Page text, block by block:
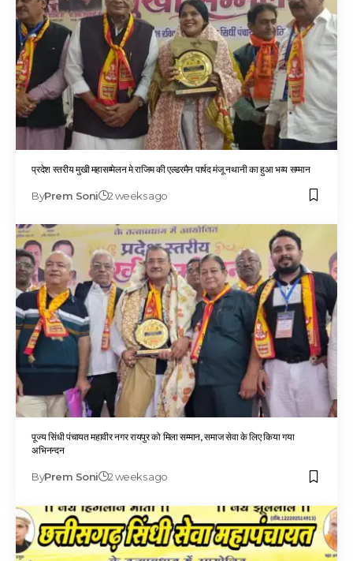
प्रदेश स्तरीय मुखी महासम्मेलन मे राजिम की एल्डरमैन पार्षद मंजू नथानी का हुआ भव्य सम्मान
ByPrem Soni 2 weeks ago
पूज्य सिंधी पंचायत महावीर नगर रायपुर को मिला सम्मान, समाज सेवा के लिए किया गया
अभिनन्दन
ByPrem Soni 2 weeks ago